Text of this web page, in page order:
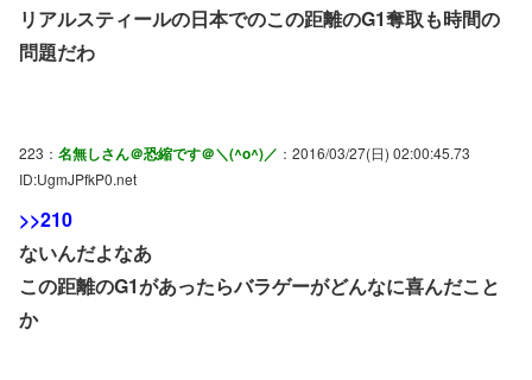
リアルスティールの日本でのこの距離のG1奪取も時間の
問題だわ
223： 名無しさん＠恐縮です＠＼(^o^)／ ：2016/03/27(日) 02:00:45.73
ID:UgmJPfkP0.net
>>210
ないんだよなあ
この距離のG1があったらバラゲーがどんなに喜んだこと
か